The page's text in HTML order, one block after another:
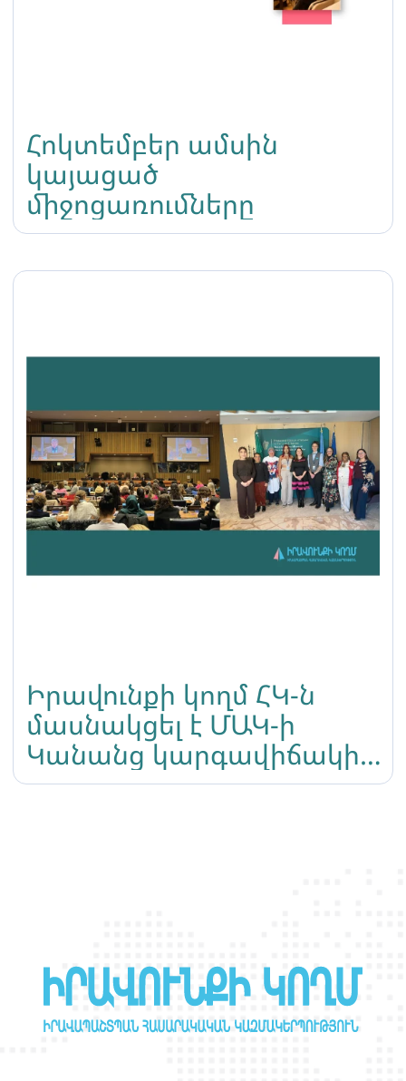
Հոկտեմբեր ամսին
կայացած
միջոցառումները
Իրավունքի կողմ ՀԿ-ն
մասնակցել է ՄԱԿ-ի
Կանանց կարգավիճակի
հանձնաժողովի 70-րդ